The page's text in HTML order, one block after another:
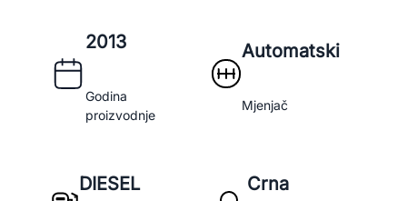
2013
Godina
proizvodnje
Automatski
Mjenjač
DIESEL Crna